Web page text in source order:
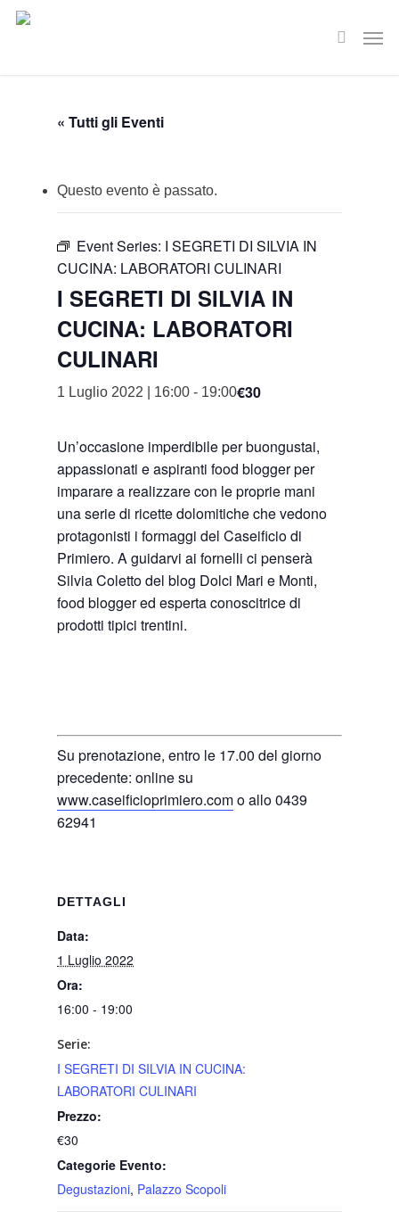
Skip
search
« Tutti gli Eventi
Questo evento è passato.
Event Series: I SEGRETI DI SILVIA IN
CUCINA: LABORATORI CULINARI
I SEGRETI DI SILVIA IN
CUCINA: LABORATORI
CULINARI
1 Luglio 2022 | 16:00 - 19:00€30
Un’occasione imperdibile per buongustai,
appassionati e aspiranti food blogger per
imparare a realizzare con le proprie mani
una serie di ricette dolomitiche che vedono
protagonisti i formaggi del Caseificio di
Primiero. A guidarvi ai fornelli ci penserà
Silvia Coletto del blog Dolci Mari e Monti,
food blogger ed esperta conoscitrice di
prodotti tipici trentini.
Su prenotazione, entro le 17.00 del giorno
precedente: online su
www.caseificioprimiero.como allo 0439
62941
DETTAGLI
Data:
1 Luglio 2022
Ora:
16:00 - 19:00
Serie:
I SEGRETI DI SILVIA IN CUCINA:
LABORATORI CULINARI
Prezzo:
€30
Categorie Evento:
Degustazioni, Palazzo Scopoli